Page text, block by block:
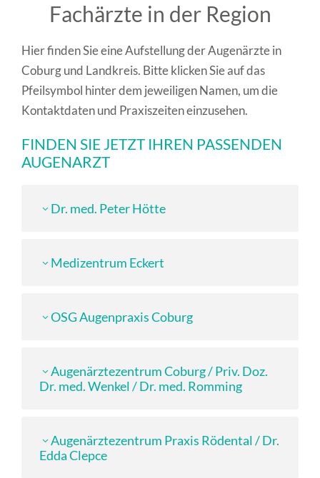
Fachärzte in der Region
Hier finden Sie eine Aufstellung der Augenärzte in
Coburg und Landkreis. Bitte klicken Sie auf das
Pfeilsymbol hinter dem jeweiligen Namen, um die
Kontaktdaten und Praxiszeiten einzusehen.
FINDEN SIE JETZT IHREN PASSENDEN
AUGENARZT
Dr. med. Peter Hötte
Medizentrum Eckert
OSG Augenpraxis Coburg
Augenärztezentrum Coburg / Priv. Doz.
Dr. med. Wenkel / Dr. med. Romming
Augenärztezentrum Praxis Rödental / Dr.
Edda Clepce